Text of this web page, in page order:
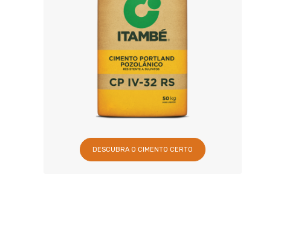
DESCUBRA O CIMENTO CERTO